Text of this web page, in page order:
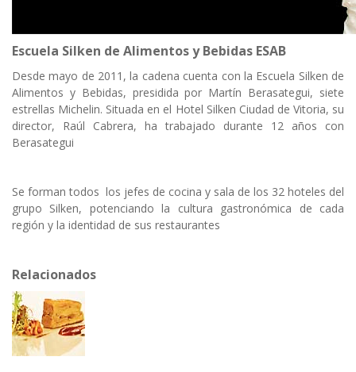
Escuela Silken de Alimentos y Bebidas ESAB
Desde mayo de 2011, la cadena cuenta con la Escuela Silken de
Alimentos y Bebidas, presidida por Martín Berasategui, siete
estrellas Michelin. Situada en el Hotel Silken Ciudad de Vitoria, su
director, Raúl Cabrera, ha trabajado durante 12 años con
Berasategui
Se forman todos los jefes de cocina y sala de los 32 hoteles del
grupo Silken, potenciando la cultura gastronómica de cada
región y la identidad de sus restaurantes
Relacionados